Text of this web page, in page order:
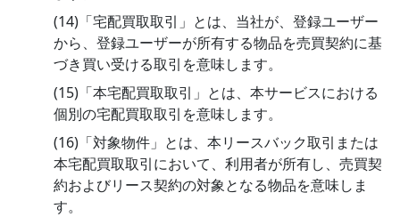
(14)「宅配買取取引」とは、当社が、登録ユーザー
から、登録ユーザーが所有する物品を売買契約に基
づき買い受ける取引を意味します。
(15)「本宅配買取取引」とは、本サービスにおける
個別の宅配買取取引を意味します。
(16)「対象物件」とは、本リースバック取引または
本宅配買取取引において、利用者が所有し、売買契
約およびリース契約の対象となる物品を意味しま
す。